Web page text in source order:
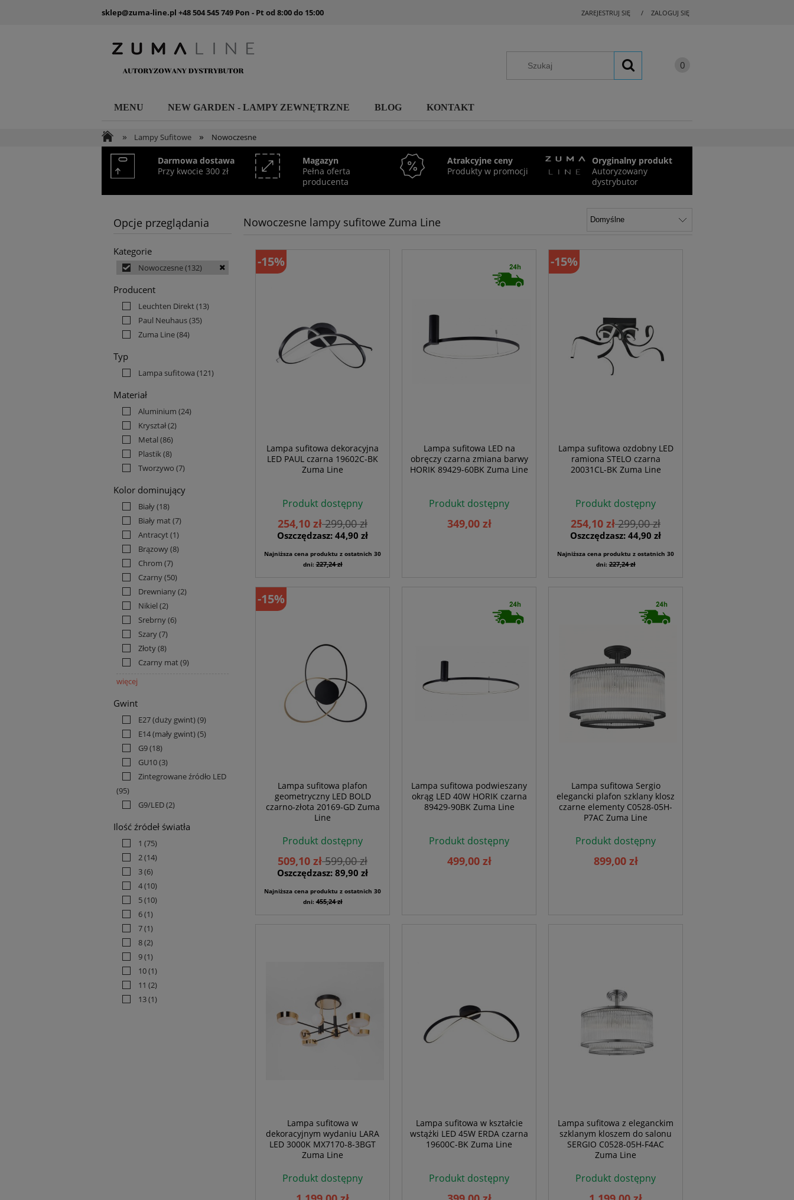
ZAREJESTRUJ SIĘ ZALOGUJ SIĘ
sklep@zuma-line.pl +48 504 545 749 Pon - Pt od 8:00 do 15:00
MENU NEW GARDEN - LAMPY ZEWNĘTRZNE BLOG KONTAKT
» Lampy Sufitowe » Nowoczesne
Darmowa dostawa
Przy kwocie 300 zł
Magazyn
Pełna oferta
producenta
Atrakcyjne ceny
Produkty w promocji
Oryginalny produkt
Autoryzowany
dystrybutor
Opcje przeglądania
Kategorie
Nowoczesne(132)
Producent
Leuchten Direkt(13)
Paul Neuhaus(35)
Zuma Line(84)
Typ
Lampa sufitowa (121)
Materiał
Aluminium (24)
Kryształ(2)
Metal (86)
Plastik(8)
Tworzywo (7)
Kolor dominujący
Biały(18)
Biały mat(7)
Antracyt(1)
Brązowy(8)
Chrom (7)
Czarny(50)
Drewniany(2)
Nikiel (2)
Srebrny(6)
Szary(7)
Złoty(8)
Czarny mat(9)
więcej
Gwint
E27 (duży gwint)(9)
E14 (mały gwint)(5)
G9(18)
GU10(3)
Zintegrowane źródło LED
(95)
G9/LED(2)
Ilość źródeł światła
1 (75)
2(14)
3(6)
4(10)
5(10)
6(1)
7(1)
8(2)
9(1)
10(1)
11 (2)
13(1)
Nowoczesne lampy sufitowe Zuma Line
Lampa sufitowa dekoracyjna
LED PAUL czarna 19602C-BK
Zuma Line
Produkt dostępny
254,10 zł299,00 zł
Oszczędzasz: 44,90 zł
Najniższa cena produktu z ostatnich 30
dni:227,24 zł
-15%
Lampa sufitowa LED na
obręczy czarna zmiana barwy
HORIK 89429-60BK Zuma Line
Produkt dostępny
349,00 zł
Lampa sufitowa ozdobny LED
ramiona STELO czarna
20031CL-BK Zuma Line
Produkt dostępny
254,10 zł299,00 zł
Oszczędzasz: 44,90 zł
Najniższa cena produktu z ostatnich 30
dni:227,24 zł
-15%
Lampa sufitowa plafon
geometryczny LED BOLD
czarno-złota 20169-GD Zuma
Line
Produkt dostępny
509,10 zł599,00 zł
Oszczędzasz: 89,90 zł
Najniższa cena produktu z ostatnich 30
dni:455,24 zł
-15%
Lampa sufitowa podwieszany
okrąg LED 40W HORIK czarna
89429-90BK Zuma Line
Produkt dostępny
499,00 zł
Lampa sufitowa Sergio
elegancki plafon szklany klosz
czarne elementy C0528-05H-
P7AC Zuma Line
Produkt dostępny
899,00 zł
Lampa sufitowa w
dekoracyjnym wydaniu LARA
LED 3000K MX7170-8-3BGT
Zuma Line
Produkt dostępny
Lampa sufitowa w kształcie
wstążki LED 45W ERDA czarna
19600C-BK Zuma Line
Produkt dostępny
Lampa sufitowa z eleganckim
szklanym kloszem do salonu
SERGIO C0528-05H-F4AC
Zuma Line
Produkt dostępny